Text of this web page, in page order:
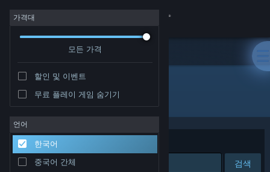
로그인
커뮤니티
정보
지원
가격대
모든 가격
할인 및 이벤트
무료 플레이 게임 숨기기
언어
한국어
중국어 간체
개발자: Cyril Jarnot
정렬 기준 연관성
검색